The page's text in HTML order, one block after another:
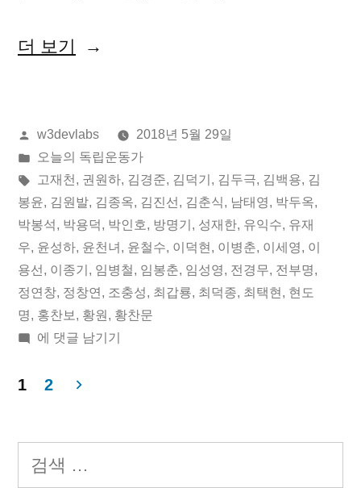
더 보기 “2018
월
29
일
오
늘
의
독
운
올
린
이:
w3devlabs
2018년 5월 29일
게
시
됨:
오늘의 독립운동가
태
그:
고재천 , 권원하, 김경준, 김덕기 , 김두극, 김백용, 김
봉윤, 김원발, 김종옥, 김진선 , 김춘식, 남태영, 박두옥,
박봉석, 박용덕, 박인호, 방명기 , 성재한, 유익수, 유재
우, 윤성하, 윤천녀 , 윤철수, 이덕현 , 이병춘, 이세영, 이
용선 , 이종기 , 임병철, 임봉춘, 임성영, 전경무, 전부명,
정연창, 정창연 , 조충성, 최갑룡, 최덕종, 최택현 , 현도
명, 홍찬보 , 황원 , 황찬문
2018
05
오
에 댓글 남기기
1 2
검